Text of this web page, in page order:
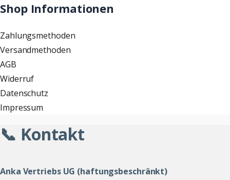
Shop Informationen
Zahlungsmethoden
Versandmethoden
AGB
Widerruf
Datenschutz
Impressum
📞 Kontakt
Anka Vertriebs UG (haftungsbeschränkt)